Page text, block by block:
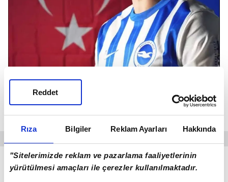
Rıza Bilgiler Reklam Ayarları Hakkında
"Sitelerimizde reklam ve pazarlama faaliyetlerinin
yürütülmesi amaçları ile çerezler kullanılmaktadır.
Reddet
Ferdi Kadıoğlu (Brighton Kulübü)
BRİGHTON, FERDİ İÇİN 30 MİLYON EURO